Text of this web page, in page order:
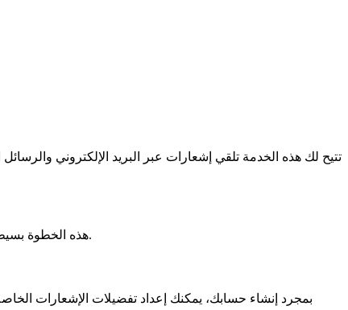
للبدء، يجب عليك إنشاء حسابك الشخصي على rendezvousprefecture.com. هذه الخطوة بسيطة وسريعة. يكفي أن تملأ معلوماتك الأساسية وتختار كلمة مرور آمنة.
بمجرد إنشاء حسابك، يمكنك إعداد تفضيلات الإشعارات